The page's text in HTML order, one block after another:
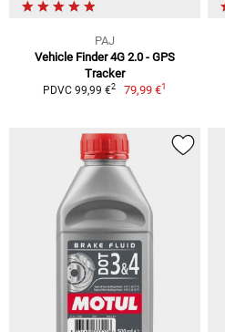
PAJ
Vehicle Finder 4G 2.0 - GPS
Tracker
PDVC 99,99 €2 79,99 €1